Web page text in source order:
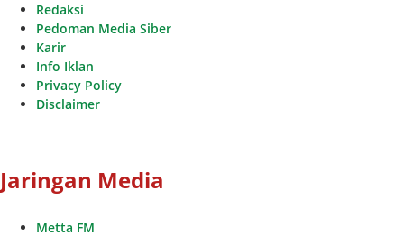
Redaksi
Pedoman Media Siber
Karir
Info Iklan
Privacy Policy
Disclaimer
Jaringan Media
Metta FM